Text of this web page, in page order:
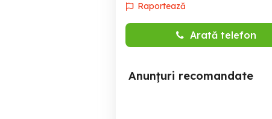
Raportează
Arată telefon
Anunțuri recomandate